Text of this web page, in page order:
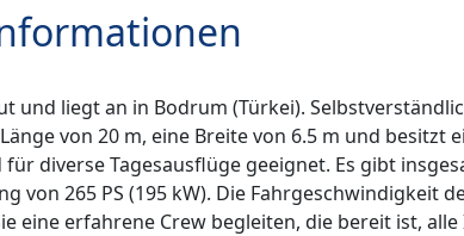
und liegt an in Bodrum (Türkei).
von 20 m, eine Breite von 6.5 m und
diverse Tagesausflüge geeignet. Es gibt
von 265 PS (195 kW). Die Fahrgeschwindigkeit
eine erfahrene Crew begleiten, die bereit ist,